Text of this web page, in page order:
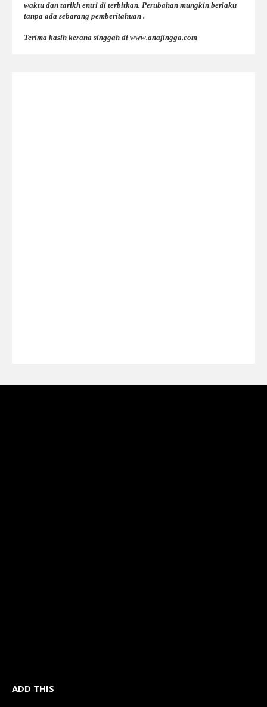
waktu dan tarikh entri di terbitkan. Perubahan mungkin berlaku
tanpa ada sebarang pemberitahuan .
Terima kasih kerana singgah di www.anajingga.com
ADD THIS